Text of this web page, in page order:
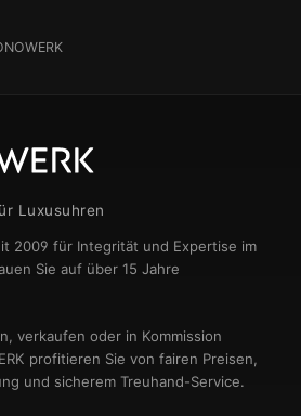
Luxusuhren
2009 für Integrität und Expertise im
Sie auf über 15 Jahre
verkaufen oder in Kommission
profitieren Sie von fairen Preisen,
und sicherem Treuhand-Service.